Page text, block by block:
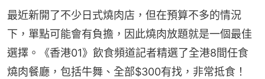
最近新開了不少日式燒肉店，但在預算不多的情況
下，單點可能會有負擔，因此燒肉放題就是一個最佳
選擇。《香港01》飲食頻道記者精選了全港8間任食
燒肉餐廳，包括牛舞、全部$300有找，非常抵食！